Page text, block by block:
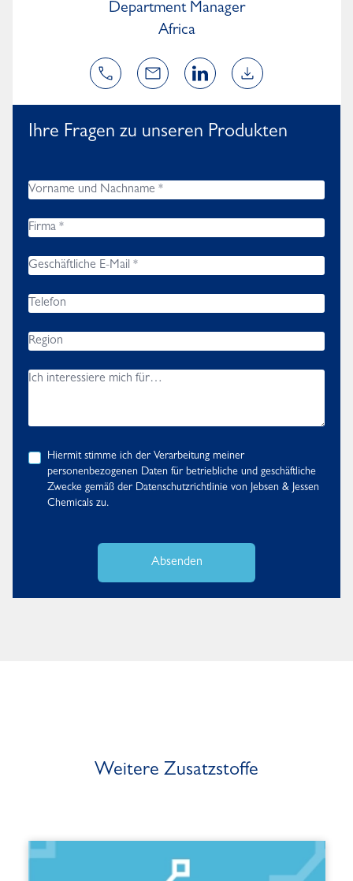
Department Manager
Africa
Ihre Fragen zu unseren Produkten
Hiermit stimme ich der Verarbeitung meiner
personenbezogenen Daten für betriebliche und geschäftliche
Zwecke gemäß der Datenschutzrichtlinie von Jebsen & Jessen
Chemicals zu.
Absenden
Weitere Zusatzstoffe